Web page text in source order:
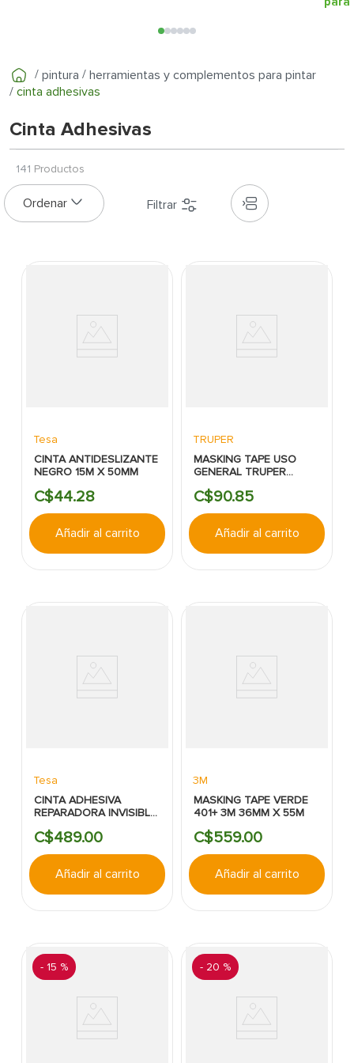
pintura
herramientas y complementos para pintar
cinta adhesivas
Cinta Adhesivas
141 Productos
Tesa
CINTA ANTIDESLIZANTE
NEGRO 15M X 50MM
C$44.28
Añadir al carrito
TRUPER
MASKING TAPE USO
GENERAL TRUPER
C$90.85
Añadir al carrito
Tesa
CINTA ADHESIVA
REPARADORA INVISIBLE
POWER TESA
C$489.00
Añadir al carrito
3M
MASKING TAPE VERDE
401+ 3M 36MM X 55M
C$559.00
Añadir al carrito
- 15 % - 20 %
8.
10. puerta